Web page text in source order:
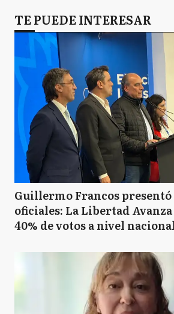
TE PUEDE INTERESAR
Guillermo Francos
oficiales: La Libertad Avanza
40% de votos a nivel